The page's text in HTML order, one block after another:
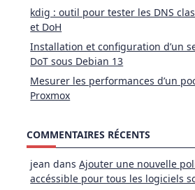
kdig : outil pour tester les DNS
et DoH
Installation et configuration d’un
DoT sous Debian 13
Mesurer les performances d’un
Proxmox
COMMENTAIRES RÉCENTS
jean dansAjouter une nouvelle
accéssible pour tous les logiciels